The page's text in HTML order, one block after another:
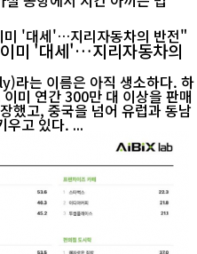
미 '대세'…지리자동차의
라는 이름은 아직 생소하다. 하
미 연간 300만 대 이상을 판매
했고, 중국을 넘어 유럽과 동남
아, 호주 등에서 존재감을 빠르게 키우고 있다. ...